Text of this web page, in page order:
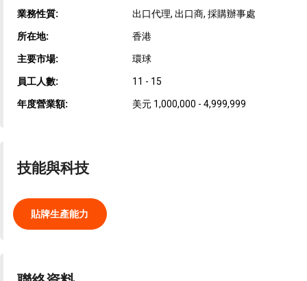
業務性質: 出口代理, 出口商, 採購辦事處
所在地: 香港
主要市場: 環球
員工人數: 11 - 15
年度營業額: 美元 1,000,000 - 4,999,999
技能與科技
貼牌生產能力